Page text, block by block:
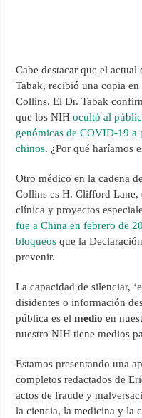
Cabe destacar que el
Tabak, recibió una copia
Collins. El Dr. Tabak
que los NIHocultó al
genómicas de COVID-19
chinos. ¿Por qué haríamos
Otro médico en la cadena
Collins es H. Clifford Lane,
clínica y proyectos
fue a China en febrero de
bloqueos que la
prevenir.
La capacidad de silenciar,
disidentes o información
pública es elmedio en
nuestro NIH tiene medios
Estamos presentando una
completos redactados de
actos de fraude y
la ciencia, la medicina y la